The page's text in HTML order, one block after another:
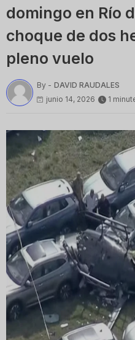
domingo en Río
choque de dos
pleno vuelo
By - DAVID RAUDALES
junio 14, 2026
1